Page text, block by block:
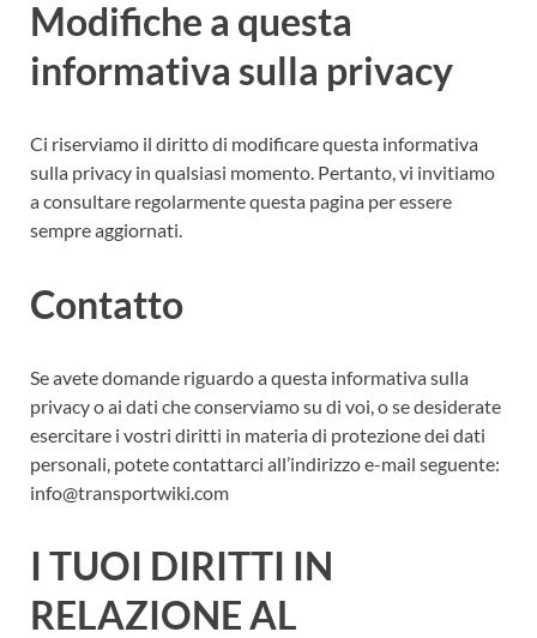
Modifiche a questa
informativa sulla privacy
Ci riserviamo il diritto di modificare questa informativa
sulla privacy in qualsiasi momento. Pertanto, vi invitiamo
a consultare regolarmente questa pagina per essere
sempre aggiornati.
Contatto
Se avete domande riguardo a questa informativa sulla
privacy o ai dati che conserviamo su di voi, o se desiderate
esercitare i vostri diritti in materia di protezione dei dati
personali, potete contattarci all’indirizzo e-mail seguente:
info@transportwiki.com
I TUOI DIRITTI IN
RELAZIONE AL